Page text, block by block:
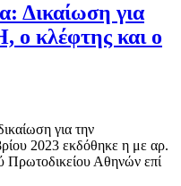
Δικαίωση για
κλέφτης και ο
για την
2023 εκδόθηκε η με αρ.
Πρωτοδικείου Αθηνών επί